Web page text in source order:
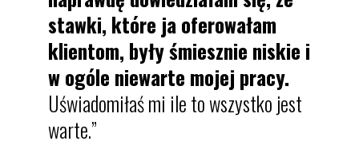
stawki, które ja oferowałam
klientom, były śmiesznie niskie i
w ogóle niewarte mojej pracy.
Uświadomiłaś mi ile to wszystko jest
warte.”